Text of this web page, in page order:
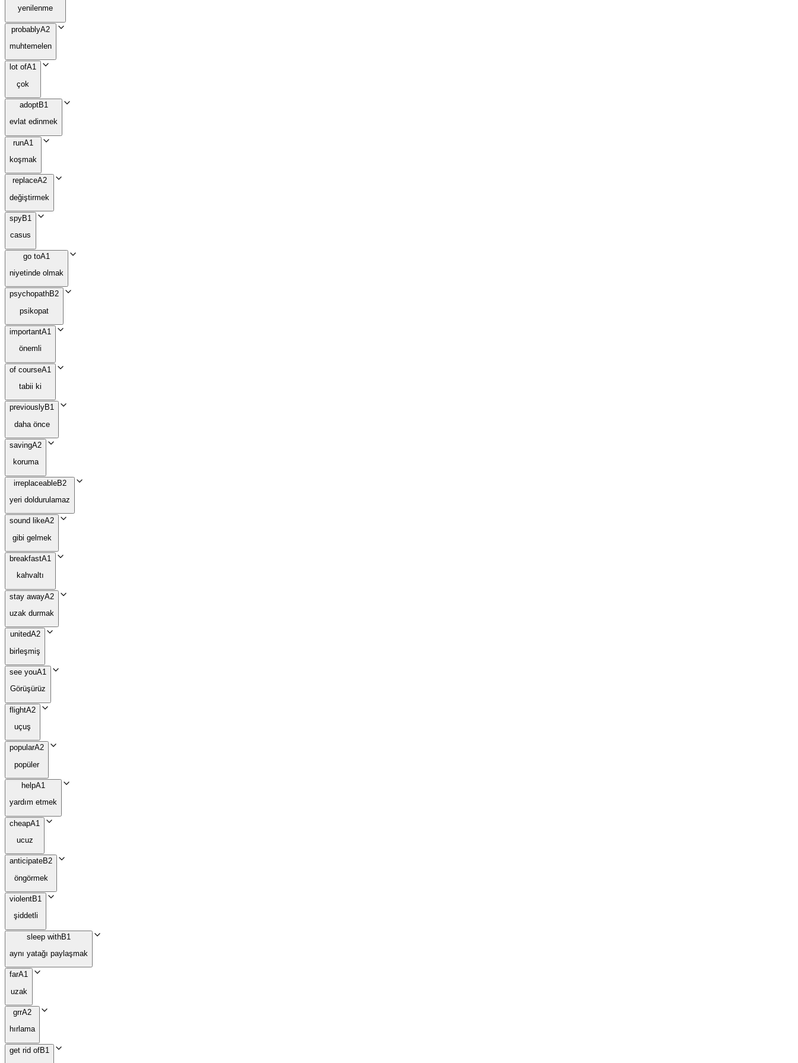
yenilenme
probablyA2
muhtemelen
lot ofA1
çok
adoptB1
evlat edinmek
runA1
koşmak
replaceA2
değiştirmek
spyB1
casus
go toA1
niyetinde olmak
psychopathB2
psikopat
importantA1
önemli
of courseA1
tabii ki
previouslyB1
daha önce
savingA2
koruma
irreplaceableB2
yeri doldurulamaz
sound likeA2
gibi gelmek
breakfastA1
kahvaltı
stay awayA2
uzak durmak
unitedA2
birleşmiş
see youA1
Görüşürüz
flightA2
uçuş
popularA2
popüler
helpA1
yardım etmek
cheapA1
ucuz
anticipateB2
öngörmek
violentB1
şiddetli
sleep withB1
aynı yatağı paylaşmak
farA1
uzak
grrA2
hırlama
get rid ofB1